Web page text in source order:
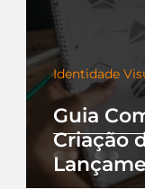
Guia
Criação
Identidade